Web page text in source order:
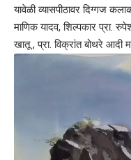
यावेळी व्यासपीठावर दिग्गज
माणिक यादव, शिल्पकार प्रा.
खातू , प्रा. विक्रांत बोथरे आदी